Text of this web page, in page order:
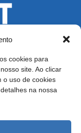
cookies para
site. Ao clicar
o uso de cookies
na nossa
Oscar Niemeyer,
016-1515